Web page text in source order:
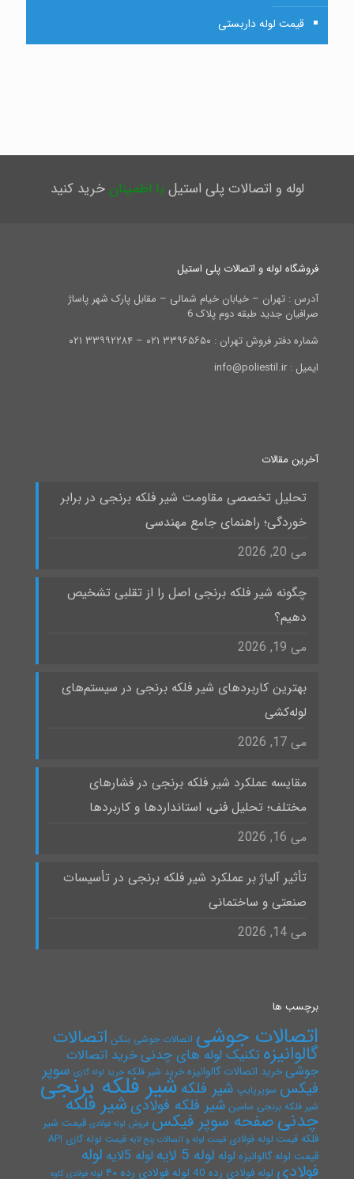
قیمت لوله داربستی
لوله و اتصالات پلی استیل با اطمینانخرید کنید
فروشگاه لوله و اتصالات پلی استیل
آدرس : تهران – خیابان خیام شمالی – مقابل پارک شهر پاساژ
صرافیان جدید طبقه دوم پلاک 6
شماره دفتر فروش تهران : ۳۳۹۶۵۶۵۰ ۰۲۱ – ۳۳۹۹۲۲۸۴ ۰۲۱
ایمیل : info@poliestil.ir
آخرین مقالات
تحلیل تخصصی مقاومت شیر فلکه برنجی در برابر
خوردگی؛ راهنمای جامع مهندسی
می 20, 2026
چگونه شیر فلکه برنجی اصل را از تقلبی تشخیص
دهیم؟
می 19, 2026
بهترین کاربردهای شیر فلکه برنجی در سیستم‌های
لوله‌کشی
می 17, 2026
مقایسه عملکرد شیر فلکه برنجی در فشارهای
مختلف؛ تحلیل فنی، استانداردها و کاربردها
می 16, 2026
تأثیر آلیاژ بر عملکرد شیر فلکه برنجی در تأسیسات
صنعتی و ساختمانی
می 14, 2026
برچسب ها
اتصالات جوشی اتصالات جوشی بنکن اتصالات
گالوانیزهتکنیک لوله های چدنیخرید اتصالات
جوشیخرید اتصالات گالوانیزه خرید شیر فلکه خرید لوله گازی سوپر
فیکس سوپرپایپ شیر فلکه شیر فلکه برنجی
شیر فلکه برنجی سامین شیر فلکه فولادی شیر فلکه
چدنیصفحه سوپر فیکس فروش لوله فولادی قیمت شیر
فلکه قیمت لوله فولادی قیمت لوله و اتصالات پنج لایه قیمت لوله گازی API
قیمت لوله گالوانیزه لوله لوله 5 لایه لوله 5لایه لوله
فولادی لوله فولادی رده 40 لوله فولادی رده ۴۰ لوله فولادی کاوه